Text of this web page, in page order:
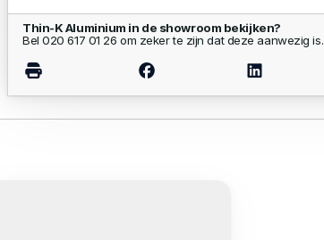
Thin-K Aluminium in de showroom bekijken?
Bel 020 617 01 26 om zeker te zijn dat deze aanwezig is.